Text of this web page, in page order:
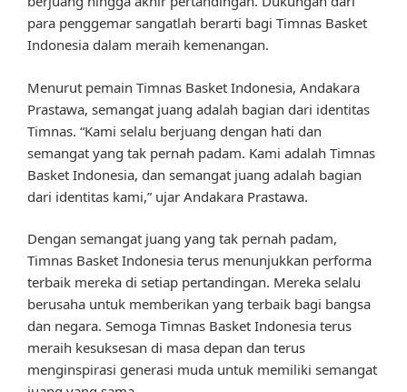
para penggemar sangatlah berarti bagi Timnas Basket
Indonesia dalam meraih kemenangan.
Menurut pemain Timnas Basket Indonesia, Andakara
Prastawa, semangat juang adalah bagian dari identitas
Timnas. “Kami selalu berjuang dengan hati dan
semangat yang tak pernah padam. Kami adalah Timnas
Basket Indonesia, dan semangat juang adalah bagian
dari identitas kami,” ujar Andakara Prastawa.
Dengan semangat juang yang tak pernah padam,
Timnas Basket Indonesia terus menunjukkan performa
terbaik mereka di setiap pertandingan. Mereka selalu
berusaha untuk memberikan yang terbaik bagi bangsa
dan negara. Semoga Timnas Basket Indonesia terus
meraih kesuksesan di masa depan dan terus
menginspirasi generasi muda untuk memiliki semangat